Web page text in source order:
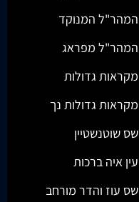
המהר"ל המנוקד
המהר"ל מפראג
מקראות גדולות
מקראות גדולות נך
שס שוטנשטיין
עין איה ברכות
שס עוז והדר מורחב